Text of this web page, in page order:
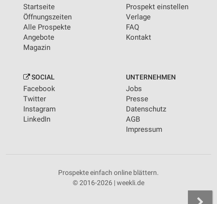
Startseite
Öffnungszeiten
Alle Prospekte
Angebote
Magazin
Prospekt einstellen
Verlage
FAQ
Kontakt
SOCIAL
Facebook
Twitter
Instagram
LinkedIn
UNTERNEHMEN
Jobs
Presse
Datenschutz
AGB
Impressum
Prospekte einfach online blättern.
© 2016-2026 | weekli.de